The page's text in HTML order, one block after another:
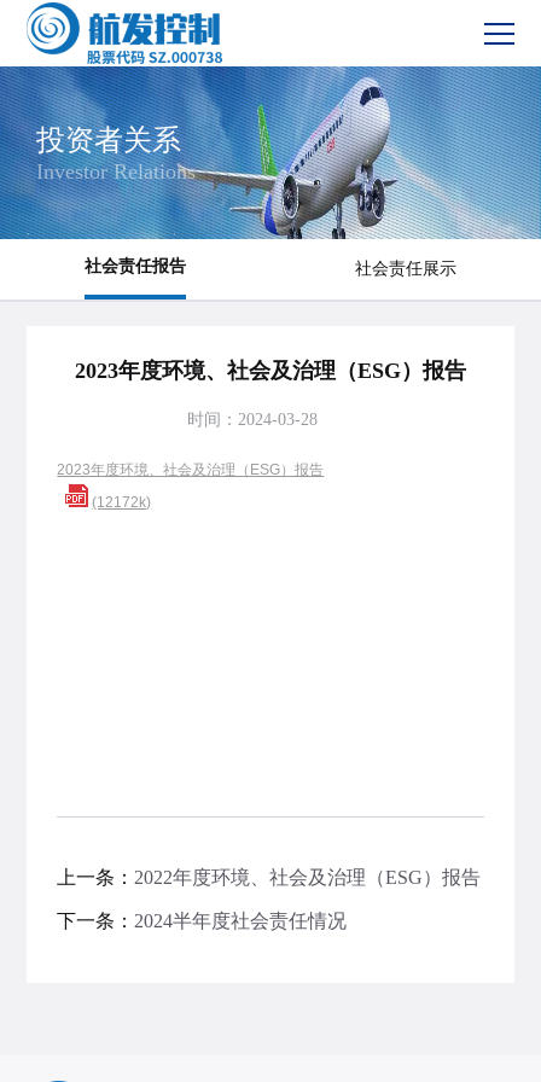
网站首页
新闻中心
社会责任
投资者关系
Investor Relations
社会责任报告 社会责任展示
2023年度环境、社会及治理（ESG）报告
时间：2024-03-28
2023年度环境、社会及治理（ESG）报告
(12172k)
上一条： 2022年度环境、社会及治理（ESG）报告
下一条： 2024半年度社会责任情况